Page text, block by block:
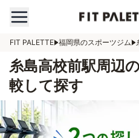
FIT PALETTE 福岡県のスポーツジム
糸島高校前駅周辺
較して探す